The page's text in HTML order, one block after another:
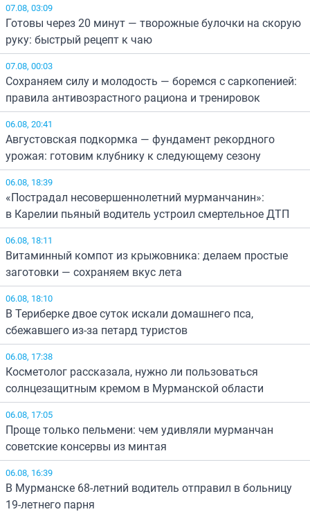
07.08, 03:09
Готовы через 20 минут — творожные булочки на скорую
руку: быстрый рецепт к чаю
07.08, 00:03
Сохраняем силу и молодость — боремся с саркопенией:
правила антивозрастного рациона и тренировок
06.08, 20:41
Августовская подкормка — фундамент рекордного
урожая: готовим клубнику к следующему сезону
06.08, 18:39
«Пострадал несовершеннолетний мурманчанин»:
в Карелии пьяный водитель устроил смертельное ДТП
06.08, 18:11
Витаминный компот из крыжовника: делаем простые
заготовки — сохраняем вкус лета
06.08, 18:10
В Териберке двое суток искали домашнего пса,
сбежавшего из-за петард туристов
06.08, 17:38
Косметолог рассказала, нужно ли пользоваться
солнцезащитным кремом в Мурманской области
06.08, 17:05
Проще только пельмени: чем удивляли мурманчан
советские консервы из минтая
06.08, 16:39
В Мурманске 68-летний водитель отправил в больницу
19-летнего парня